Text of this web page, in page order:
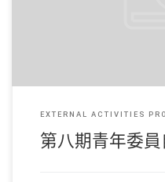
EXTERNAL ACTIVITIES
第八期青年委